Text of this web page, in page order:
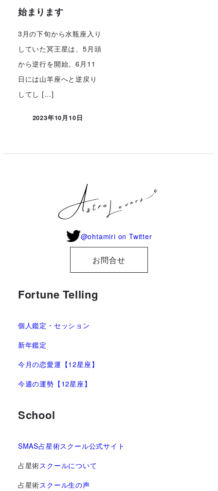
始まります
3月の下旬から水瓶座入り
していた冥王星は、5月頭
から逆行を開始。6月11
日には山羊座へと逆戻り
してし […]
投稿日
2023年10月10日
@ohtamiri on Twitter
お問合せ
Fortune Telling
個人鑑定・セッション
新年鑑定
今月の恋愛運【12星座】
今週の運勢【12星座】
School
SMAS占星術スクール公式サイト
占星術スクールについて
占星術スクール生の声